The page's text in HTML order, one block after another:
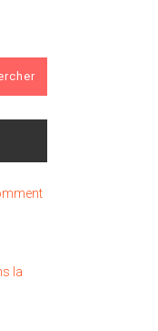
la